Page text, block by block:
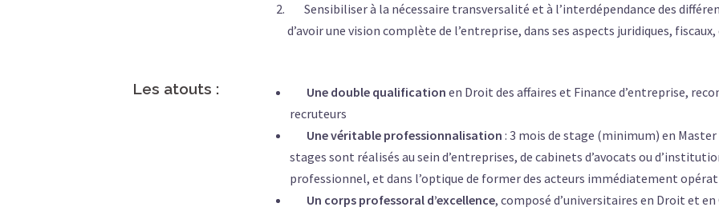
Sensibiliser à la nécessaire transversalité et à l’interdépendance des
d’avoir une vision complète de l’entreprise, dans ses aspects juridiques,
Les atouts : Une double qualification en Droit des affaires et Finance d’entreprise,
recruteurs
Une véritable professionnalisation : 3 mois de stage (minimum) en Master
stages sont réalisés au sein d’entreprises, de cabinets d’avocats ou
professionnel, et dans l’optique de former des acteurs immédiatement
Un corps professoral d’excellence, composé d’universitaires en Droit et